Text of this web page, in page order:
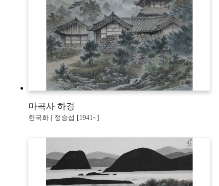
마곡사 하경
한국화 | 정승섭 [1941~]